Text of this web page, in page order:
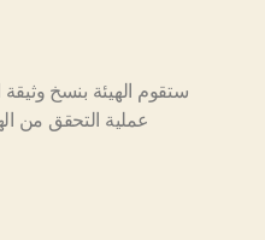
ستقوم الهيئة بنسخ وثيقة
عملية التحقق من